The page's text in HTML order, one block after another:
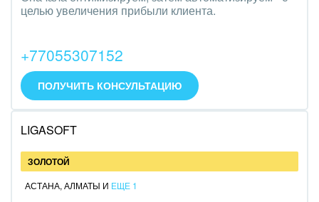
Нефть, газ
Оборудование, техника
Полиграфия
Ритуальные услуги
Рынки и торговля
целью увеличения прибыли клиента.
+77055307152
ПОЛУЧИТЬ КОНСУЛЬТАЦИЮ
LIGASOFT
ЗОЛОТОЙ
АСТАНА, АЛМАТЫ И ЕЩЕ 1